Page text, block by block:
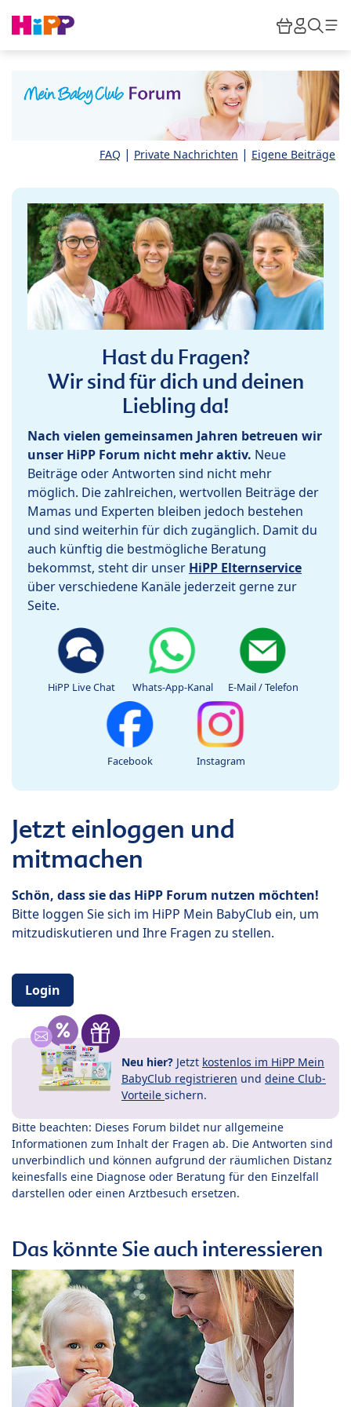
HiPP
FAQ | Private Nachrichten | Eigene Beiträge
Hast du Fragen?
Wir sind für dich und deinen
Liebling da!
Nach vielen gemeinsamen Jahren betreuen wir
unser HiPP Forum nicht mehr aktiv. Neue
Beiträge oder Antworten sind nicht mehr
möglich. Die zahlreichen, wertvollen Beiträge der
Mamas und Experten bleiben jedoch bestehen
und sind weiterhin für dich zugänglich. Damit du
auch künftig die bestmögliche Beratung
bekommst, steht dir unser HiPP Elternservice
über verschiedene Kanäle jederzeit gerne zur
Seite.
HiPP Live Chat Whats-App-Kanal E-Mail / Telefon
Facebook Instagram
Jetzt einloggen und
mitmachen
Schön, dass sie das HiPP Forum nutzen möchten!
Bitte loggen Sie sich im HiPP Mein BabyClub ein, um
mitzudiskutieren und Ihre Fragen zu stellen.
Login
Neu hier? Jetzt kostenlos im HiPP Mein
BabyClub registrieren und deine Club-
Vorteile sichern.
Bitte beachten: Dieses Forum bildet nur allgemeine
Informationen zum Inhalt der Fragen ab. Die Antworten sind
unverbindlich und können aufgrund der räumlichen Distanz
keinesfalls eine Diagnose oder Beratung für den Einzelfall
darstellen oder einen Arztbesuch ersetzen.
Das könnte Sie auch interessieren